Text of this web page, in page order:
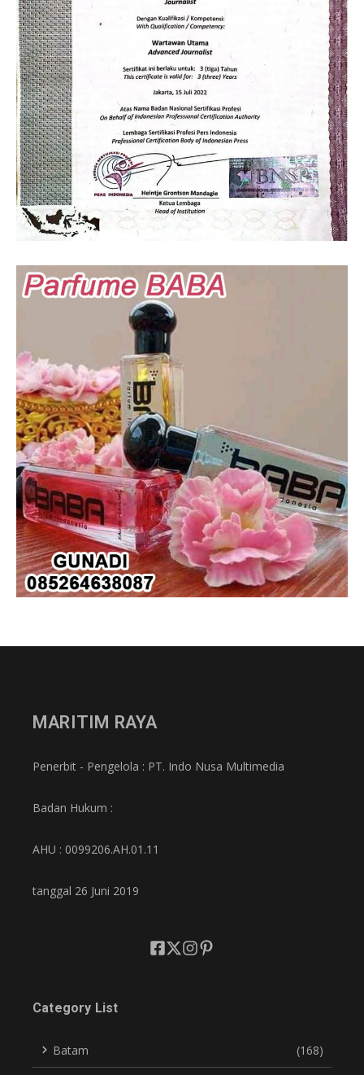
MARITIM RAYA
Penerbit - Pengelola : PT. Indo Nusa Multimedia
Badan Hukum :
AHU : 0099206.AH.01.11
tanggal 26 Juni 2019
Category List
Batam (168)